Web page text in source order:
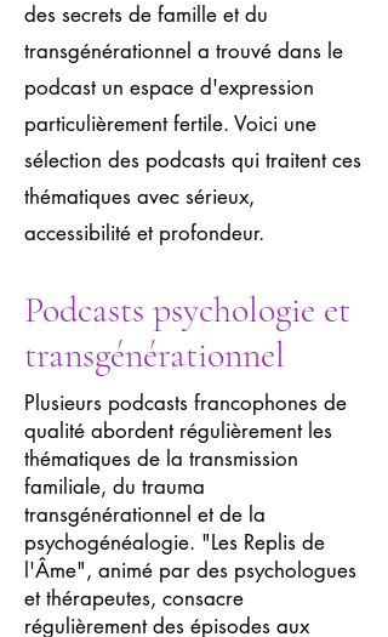
des secrets de famille et du
transgénérationnel a trouvé dans le
podcast un espace d'expression
particulièrement fertile. Voici une
sélection des podcasts qui traitent ces
thématiques avec sérieux,
accessibilité et profondeur.
Podcasts psychologie et
transgénérationnel
Plusieurs podcasts francophones de
qualité abordent régulièrement les
thématiques de la transmission
familiale, du trauma
transgénérationnel et de la
psychogénéalogie. "Les Replis de
l'Âme", animé par des psychologues
et thérapeutes, consacre
régulièrement des épisodes aux